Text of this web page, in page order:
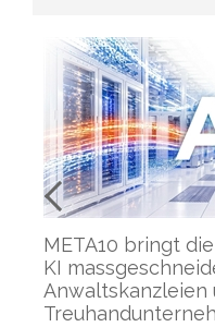
META10 bringt
KI
Anwaltskanzleien